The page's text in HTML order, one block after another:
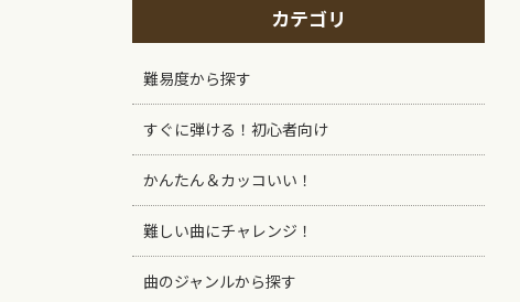
カテゴリ
難易度から探す
すぐに弾ける！初心者向け
かんたん＆カッコいい！
難しい曲にチャレンジ！
曲のジャンルから探す